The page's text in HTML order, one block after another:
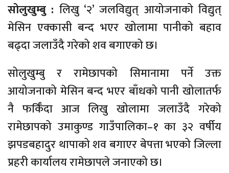
सोलुखुम्बु : लिखु ‘२’ जलविद्युत् आयोजनाको विद्युत्
मेसिन एक्कासी बन्द भएर खोलामा पानीको बहाव
बढ्दा जलाउँदै गरेको शव बगाएको छ।
सोलुखुम्बु र रामेछापको सिमानामा पर्ने उक्त
आयोजनाको मेसिन बन्द भएर बाँधको पानी खोलातर्फ
नै फर्किँदा आज लिखु खोलामा जलाउँदै गरेको
रामेछापको उमाकुण्ड गाउँपालिका–१ का ३२ वर्षीय
झपडबहादुर थापाको शव बगाएर बेपत्ता भएको जिल्ला
प्रहरी कार्यालय रामेछापले जनाएको छ।